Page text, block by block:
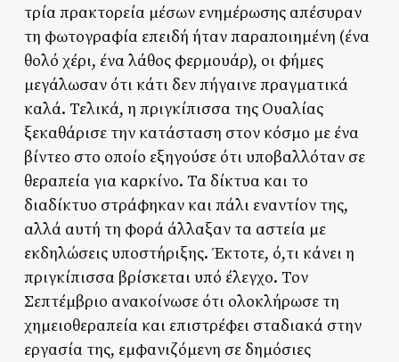
τρία πρακτορεία μέσων ενημέρωσης απέσυραν
τη φωτογραφία επειδή ήταν παραποιημένη (ένα
θολό χέρι, ένα λάθος φερμουάρ), οι φήμες
μεγάλωσαν ότι κάτι δεν πήγαινε πραγματικά
καλά. Τελικά, η πριγκίπισσα της Ουαλίας
ξεκαθάρισε την κατάσταση στον κόσμο με ένα
βίντεο στο οποίο εξηγούσε ότι υποβαλλόταν σε
θεραπεία για καρκίνο. Τα δίκτυα και το
διαδίκτυο στράφηκαν και πάλι εναντίον της,
αλλά αυτή τη φορά άλλαξαν τα αστεία με
εκδηλώσεις υποστήριξης. Έκτοτε, ό,τι κάνει η
πριγκίπισσα βρίσκεται υπό έλεγχο. Τον
Σεπτέμβριο ανακοίνωσε ότι ολοκλήρωσε τη
χημειοθεραπεία και επιστρέφει σταδιακά στην
εργασία της, εμφανιζόμενη σε δημόσιες